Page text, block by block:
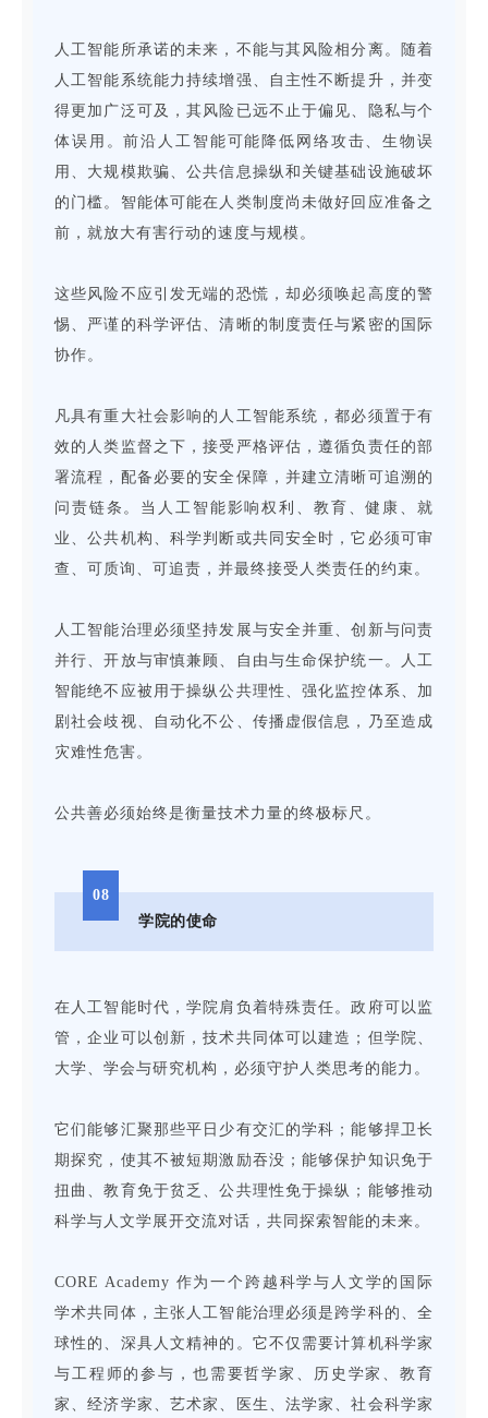
人工智能所承诺的未来，不能与其风险相分离。随着
人工智能系统能力持续增强、自主性不断提升，并变
得更加广泛可及，其风险已远不止于偏见、隐私与个
体误用。前沿人工智能可能降低网络攻击、生物误
用、大规模欺骗、公共信息操纵和关键基础设施破坏
的门槛。智能体可能在人类制度尚未做好回应准备之
前，就放大有害行动的速度与规模。
这些风险不应引发无端的恐慌，却必须唤起高度的警
惕、严谨的科学评估、清晰的制度责任与紧密的国际
协作。
凡具有重大社会影响的人工智能系统，都必须置于有
效的人类监督之下，接受严格评估，遵循负责任的部
署流程，配备必要的安全保障，并建立清晰可追溯的
问责链条。当人工智能影响权利、教育、健康、就
业、公共机构、科学判断或共同安全时，它必须可审
查、可质询、可追责，并最终接受人类责任的约束。
人工智能治理必须坚持发展与安全并重、创新与问责
并行、开放与审慎兼顾、自由与生命保护统一。人工
智能绝不应被用于操纵公共理性、强化监控体系、加
剧社会歧视、自动化不公、传播虚假信息，乃至造成
灾难性危害。
公共善必须始终是衡量技术力量的终极标尺。
08
学院的使命
在人工智能时代，学院肩负着特殊责任。政府可以监
管，企业可以创新，技术共同体可以建造；但学院、
大学、学会与研究机构，必须守护人类思考的能力。
它们能够汇聚那些平日少有交汇的学科；能够捍卫长
期探究，使其不被短期激励吞没；能够保护知识免于
扭曲、教育免于贫乏、公共理性免于操纵；能够推动
科学与人文学展开交流对话，共同探索智能的未来。
CORE Academy 作为一个跨越科学与人文学的国际
学术共同体，主张人工智能治理必须是跨学科的、全
球性的、深具人文精神的。它不仅需要计算机科学家
与工程师的参与，也需要哲学家、历史学家、教育
家、经济学家、艺术家、医生、法学家、社会科学家